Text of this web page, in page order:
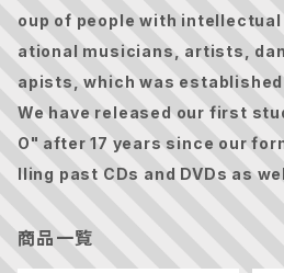
oup of people with
ational musicians, artists,
apists, which was
We have released our first
O" after 17 years since our
lling past CDs and DVDs as
商品一覧